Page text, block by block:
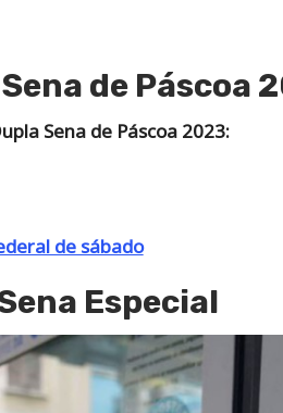
de Páscoa
Sena de Páscoa 2023:
de sábado
Especial